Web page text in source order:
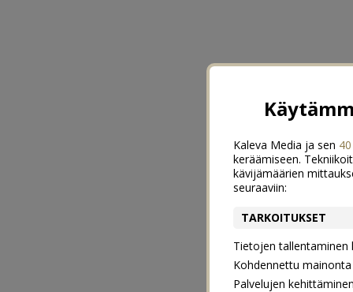
Kaleva Media ja sen
keräämiseen.
kävijämäärien
seuraaviin:
TARKOITUKSET
Tietojen
Kohdennettu
Palvelujen